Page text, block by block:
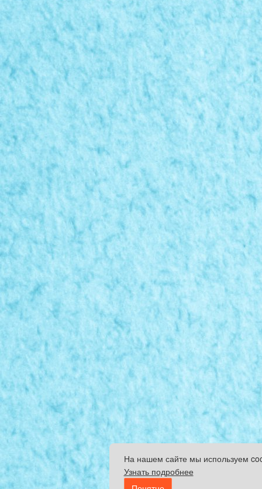
На нашем сайте мы используем
Узнать подробнее